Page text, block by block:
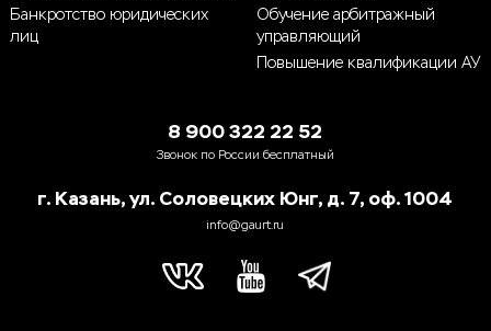
Банкротство юридических
лиц
Обучение арбитражный
управляющий
Повышение квалификации АУ
8 900 322 22 52
Звонок по России бесплатный
г. Казань, ул. Соловецких Юнг, д. 7, оф. 1004
info@gaurt.ru